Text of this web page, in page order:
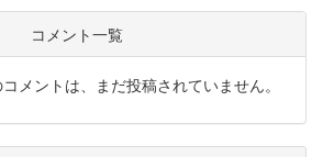
コメント一覧
メントは、まだ投稿されていません。